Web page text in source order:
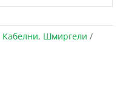
Кабелни, Шмиргели